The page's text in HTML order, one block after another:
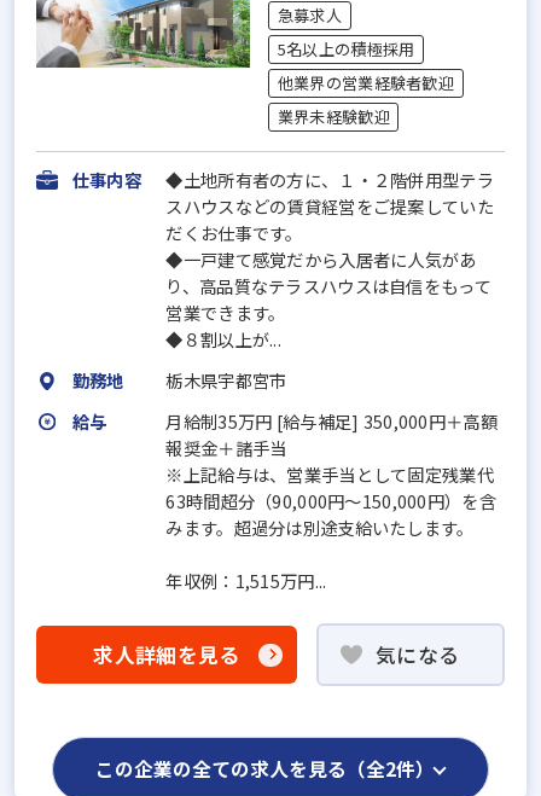
急募求人
5名以上の積極採用
他業界の営業経験者歓迎
業界未経験歓迎
仕事内容
◆土地所有者の方に、１・２階併用型テラ
スハウスなどの賃貸経営をご提案していた
だくお仕事です。
◆一戸建て感覚だから入居者に人気があ
り、高品質なテラスハウスは自信をもって
営業できます。
◆８割以上が...
勤務地
栃木県宇都宮市
給与
月給制35万円 [給与補足] 350,000円＋高額
報奨金＋諸手当
※上記給与は、営業手当として固定残業代
63時間超分（90,000円〜150,000円）を含
みます。超過分は別途支給いたします。
年収例：1,515万円...
求人詳細を見る 気になる
この企業の全ての求人を見る（全2件）